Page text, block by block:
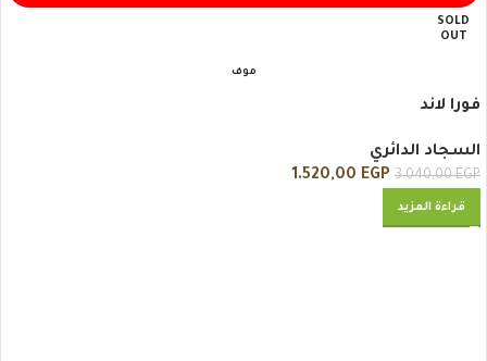
SOLD
OUT
موف
فورا لاند
السجاد الدائري
3.040,00EGP
1.520,00 EGP
قراءة المزيد